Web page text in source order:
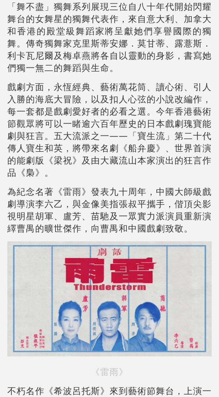
「舞不盡」獨舞系列展現三位自八十年代開始閃耀
舞台的女舞星的獨舞代表作，來自意大利、加拿大
和香港的殿堂級舞蹈家將呈獻她們享譽國際的獨
舞。傳奇獨舞家克里斯蒂安娜．莫甘蒂、露薏斯．
利卡瓦尼爾及梅卓燕將各自以靈動的身影，書寫她
們獨一無二的舞蹈與生命。
戲劇方面，永恆經典、藝術萬花筒、讀心術、引人
入勝的海底大冒險，以及扣人心弦的小說改編作，
每一套都是戲劇愛好者的必看之選。今年香港藝術
節觀眾將可以一睹逾六百年歷史的日本戲劇瑰寶能
劇與狂言。五大流派之一——「寶生流」第二十代
傳人寶生和英，將帶來名劇《船弁慶》、世界首演
的能劇版《梁祝》及由大藏流山本家演出的狂言作
品《梟》。
為紀念名著《雷雨》發表九十周年，中國大師級戲
劇導演李六乙，與金像美指張叔平攜手，偕頂尖影
視明星胡軍、盧芳、苗馳及一眾實力派演員重新演
繹曹禺的曠世傑作，向曹禺和中國戲劇致敬。
《雷雨》
不朽名作《希波呂托斯》來到藝術節舞台，上演一